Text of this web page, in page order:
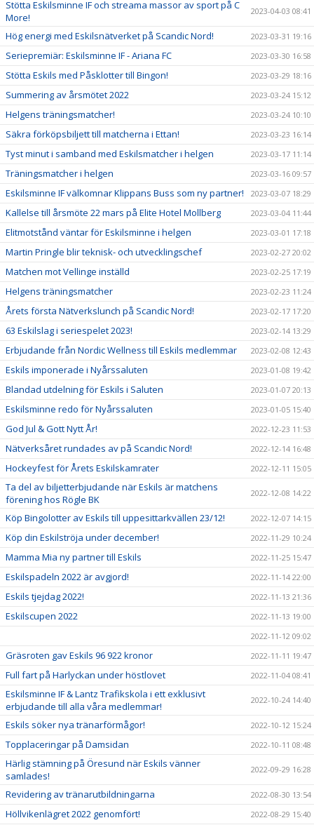
Stötta Eskilsminne IF och streama massor av sport på C
More!
2023-04-03 08:41
Hög energi med Eskilsnätverket på Scandic Nord! 2023-03-31 19:16
Seriepremiär: Eskilsminne IF - Ariana FC 2023-03-30 16:58
Stötta Eskils med Påsklotter till Bingon! 2023-03-29 18:16
Summering av årsmötet 2022 2023-03-24 15:12
Helgens träningsmatcher! 2023-03-24 10:10
Säkra förköpsbiljett till matcherna i Ettan! 2023-03-23 16:14
Tyst minut i samband med Eskilsmatcher i helgen 2023-03-17 11:14
Träningsmatcher i helgen 2023-03-16 09:57
Eskilsminne IF välkomnar Klippans Buss som ny partner! 2023-03-07 18:29
Kallelse till årsmöte 22 mars på Elite Hotel Mollberg 2023-03-04 11:44
Elitmotstånd väntar för Eskilsminne i helgen 2023-03-01 17:18
Martin Pringle blir teknisk- och utvecklingschef 2023-02-27 20:02
Matchen mot Vellinge inställd 2023-02-25 17:19
Helgens träningsmatcher 2023-02-23 11:24
Årets första Nätverkslunch på Scandic Nord! 2023-02-17 17:20
63 Eskilslag i seriespelet 2023! 2023-02-14 13:29
Erbjudande från Nordic Wellness till Eskils medlemmar 2023-02-08 12:43
Eskils imponerade i Nyårssaluten 2023-01-08 19:42
Blandad utdelning för Eskils i Saluten 2023-01-07 20:13
Eskilsminne redo för Nyårssaluten 2023-01-05 15:40
God Jul & Gott Nytt År! 2022-12-23 11:53
Nätverksåret rundades av på Scandic Nord! 2022-12-14 16:48
Hockeyfest för Årets Eskilskamrater 2022-12-11 15:05
Ta del av biljetterbjudande när Eskils är matchens
förening hos Rögle BK
2022-12-08 14:22
Köp Bingolotter av Eskils till uppesittarkvällen 23/12! 2022-12-07 14:15
Köp din Eskilströja under december! 2022-11-29 10:24
Mamma Mia ny partner till Eskils 2022-11-25 15:47
Eskilspadeln 2022 är avgjord! 2022-11-14 22:00
Eskils tjejdag 2022! 2022-11-13 21:36
Eskilscupen 2022
2022-11-13 19:00
2022-11-12 09:02
Gräsroten gav Eskils 96 922 kronor 2022-11-11 19:47
Full fart på Harlyckan under höstlovet 2022-11-04 08:41
Eskilsminne IF & Lantz Trafikskola i ett exklusivt
erbjudande till alla våra medlemmar!
2022-10-24 14:40
Eskils söker nya tränarförmågor! 2022-10-12 15:24
Topplaceringar på Damsidan 2022-10-11 08:48
Härlig stämning på Öresund när Eskils vänner
samlades!
2022-09-29 16:28
Revidering av tränarutbildningarna 2022-08-30 13:54
Höllvikenlägret 2022 genomfört! 2022-08-29 15:40